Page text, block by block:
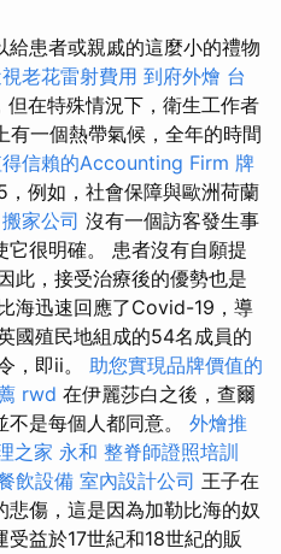
患者或親戚的這麼小的禮物
老花雷射費用 到府外燴 台
在特殊情況下，衛生工作者
有一個熱帶氣候，全年的時間
信賴的Accounting Firm 牌
例如，社會保障與歐洲荷蘭
搬家公司 沒有一個訪客發生事
很明確。 患者沒有自願提
此，接受治療後的優勢也是
海迅速回應了Covid-19，導
國殖民地組成的54名成員的
，即ii。 助您實現品牌價值的
rwd 在伊麗莎白之後，查爾
是每個人都同意。 外燴推
之家 永和 整脊師證照培訓
飲設備 室內設計公司 王子在
傷，這是因為加勒比海的奴
益於17世紀和18世紀的販